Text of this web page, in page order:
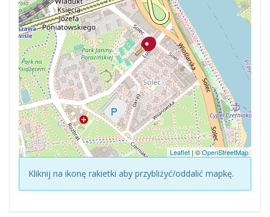
Leaflet | ©OpenStreetMap
Kliknij na ikonę rakietki aby przybliżyć/oddalić mapkę.